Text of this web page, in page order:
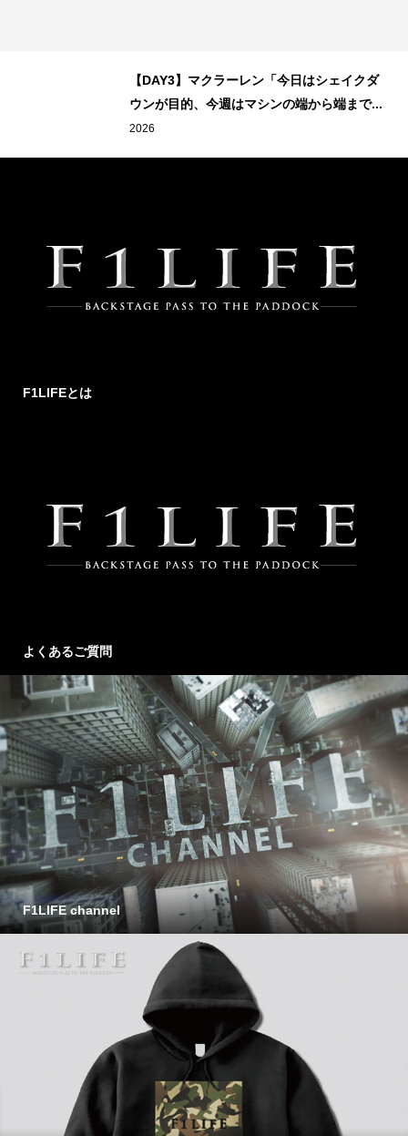
【DAY3】マクラーレン「今日はシェイクダ
ウンが目的、今週はマシンの端から端まで...
2026
F1LIFEとは
よくあるご質問
F1LIFE channel